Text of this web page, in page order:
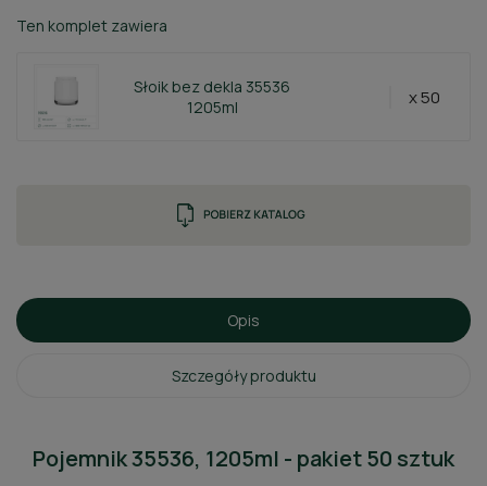
Ten komplet zawiera
Słoik bez dekla 35536
1205ml
x 50
Opis
Szczegóły produktu
Pojemnik 35536, 1205ml - pakiet 50 sztuk